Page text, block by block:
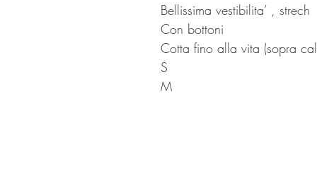
Bellissima vestibilita’ , strech
Con bottoni
Cotta fino alla vita (sopra
S
M